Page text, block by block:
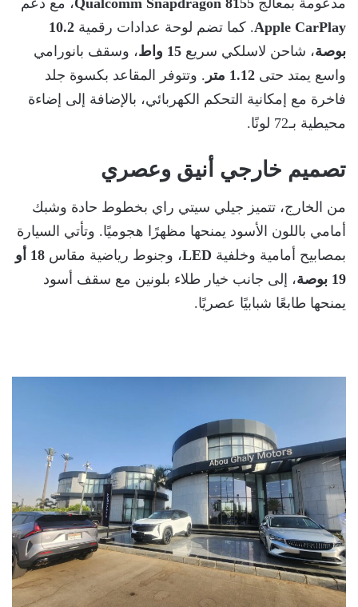
Apple CarPlay. كما تضم لوحة عدادات رقمية 10.2
بوصة، شاحن لاسلكي سريع 15 واط
، وسقف بانورامي
واسع يمتد حتى 1.12 متر
. وتتوفر المقاعد بكسوة جلد
فاخرة مع إمكانية التحكم الكهربائي، بالإضافة إلى إضاءة
محيطية بـ72 لونًا.
تصميم خارجي أنيق وعصري
من الخارج، تتميز جيلي سيتي راي بخطوط حادة وشبك
أمامي باللون الأسود يمنحها مظهرًا هجوميًا. وتأتي السيارة
بمصابيح أمامية وخلفية LED، وجنوط رياضية مقاس
18 أو
19 بوصة
، إلى جانب خيار طلاء بلونين مع سقف أسود
يمنحها طابعًا شبابيًا عصريًا.